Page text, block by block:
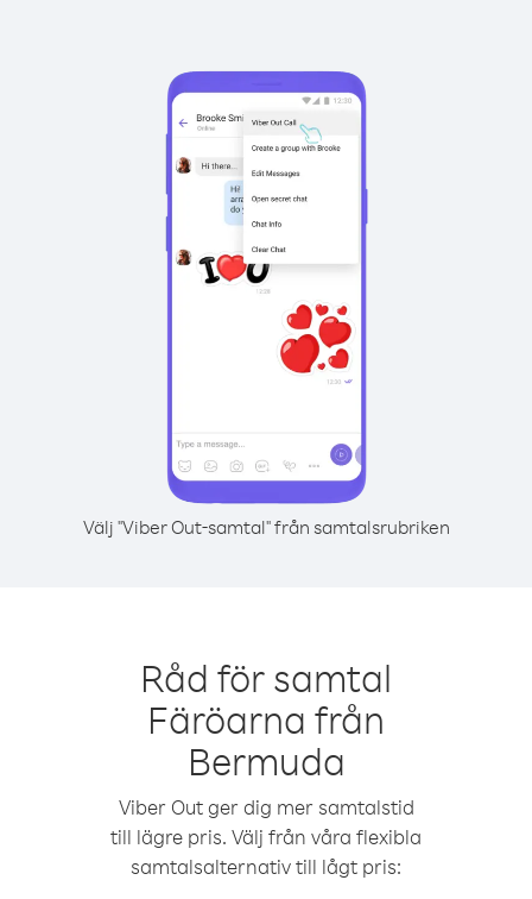
Välj "Viber Out-samtal" från samtalsrubriken
Råd för samtal
Färöarna från
Bermuda
Viber Out ger dig mer samtalstid
till lägre pris. Välj från våra flexibla
samtalsalternativ till lågt pris: